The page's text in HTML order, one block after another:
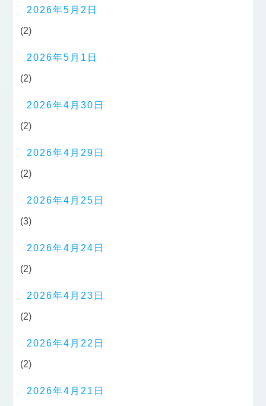
2026年5月2日
(2)
2026年5月1日
(2)
2026年4月30日
(2)
2026年4月29日
(2)
2026年4月25日
(3)
2026年4月24日
(2)
2026年4月23日
(2)
2026年4月22日
(2)
2026年4月21日